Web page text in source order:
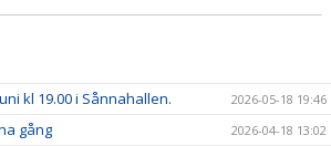
kl 19.00 i Sånnahallen. 2026-05-18 19:46
gång 2026-04-18 13:02